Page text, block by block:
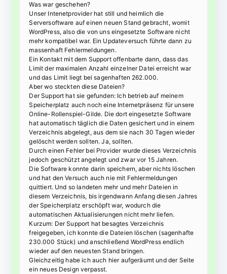
Was war geschehen?
Unser Intenetprovider hat still und heimlich die
Serversoftware auf einen neuen Stand gebracht, womit
WordPress, also die von uns eingesetzte Software nicht
mehr kompatibel war. Ein Updateversuch führte dann zu
massenhaft Fehlermeldungen.
Ein Kontakt mit dem Support offenbarte dann, dass das
Limit der maximalen Anzahl einzelner Datei erreicht war
und das Limit liegt bei sagenhaften 262.000.
Aber wo steckten diese Dateien?
Der Support hat sie gefunden: Ich betrieb auf meinem
Speicherplatz auch noch eine Internetpräsenz für unsere
Online-Rollenspiel-Gilde. Die dort eingesetzte Software
hat automatisch täglich die Daten gesichert und in einem
Verzeichnis abgelegt, aus dem sie nach 30 Tagen wieder
gelöscht werden sollten. Ja, sollten.
Durch einen Fehler bei Provider wurde dieses Verzeichnis
jedoch geschützt angelegt und zwar vor 15 Jahren.
Die Software konnte darin speichern, aber nichts löschen
und hat den Versuch auch nie mit Fehlermeldungen
quittiert. Und so landeten mehr und mehr Dateien in
diesem Verzeichnis, bis irgendwann Anfang diesen Jahres
der Speicherplatz erschöpft war, wodurch die
automatischen Aktualisierungen nicht mehr liefen.
Kurzum: Der Support hat besagtes Verzeichnis
freigegeben, ich konnte die Dateien löschen (sagenhafte
230.000 Stück) und anschließend WordPress endlich
wieder auf den neuesten Stand bringen.
Gleichzeitig habe ich auch hier aufgeräumt und der Seite
ein neues Design verpasst.